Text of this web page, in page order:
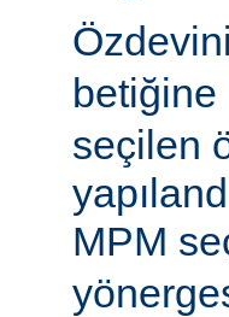
betiğine
seçilen
MPM